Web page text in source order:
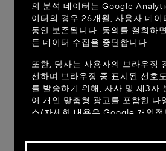
MAISON-ALAIA.COM에
합니다
현재 계신 국가가 다음 국가로 보
States. 위치 정보를 업데이트하
의 분석 데이터는 Google
이터의 경우 26개월, 사용자 데이
동안 보존됩니다. 동의를 철회하
든 데이터 수집을 중단합니다.
또한, 당사는 사용자의 브라우징
선하며 브라우징 중 표시된 선호
를 발송하기 위해, 자사 및 제3자
어 개인 맞춤형 광고를 포함한 다
스(자세한 내용은 Google 개인정